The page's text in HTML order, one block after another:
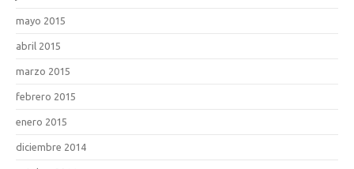
mayo 2015
abril 2015
marzo 2015
febrero 2015
enero 2015
diciembre 2014